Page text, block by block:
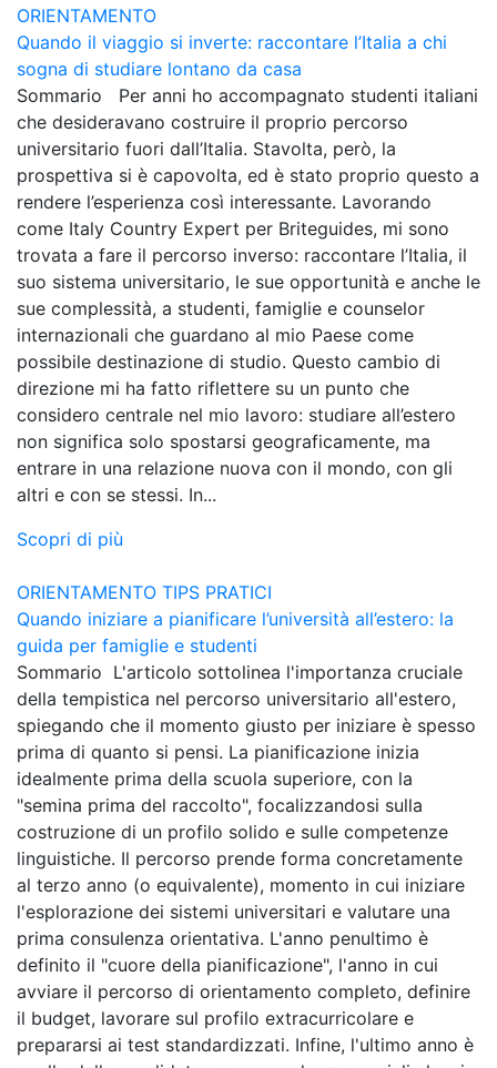
ORIENTAMENTO
Quando il viaggio si inverte: raccontare l’Italia a chi
sogna di studiare lontano da casa
Sommario Per anni ho accompagnato studenti italiani
che desideravano costruire il proprio percorso
universitario fuori dall’Italia. Stavolta, però, la
prospettiva si è capovolta, ed è stato proprio questo a
rendere l’esperienza così interessante. Lavorando
come Italy Country Expert per Briteguides, mi sono
trovata a fare il percorso inverso: raccontare l’Italia, il
suo sistema universitario, le sue opportunità e anche le
sue complessità, a studenti, famiglie e counselor
internazionali che guardano al mio Paese come
possibile destinazione di studio. Questo cambio di
direzione mi ha fatto riflettere su un punto che
considero centrale nel mio lavoro: studiare all’estero
non significa solo spostarsi geograficamente, ma
entrare in una relazione nuova con il mondo, con gli
altri e con se stessi. In...
Scopri di più
ORIENTAMENTO TIPS PRATICI
Quando iniziare a pianificare l’università all’estero: la
guida per famiglie e studenti
Sommario L'articolo sottolinea l'importanza cruciale
della tempistica nel percorso universitario all'estero,
spiegando che il momento giusto per iniziare è spesso
prima di quanto si pensi. La pianificazione inizia
idealmente prima della scuola superiore, con la
"semina prima del raccolto", focalizzandosi sulla
costruzione di un profilo solido e sulle competenze
linguistiche. Il percorso prende forma concretamente
al terzo anno (o equivalente), momento in cui iniziare
l'esplorazione dei sistemi universitari e valutare una
prima consulenza orientativa. L'anno penultimo è
definito il "cuore della pianificazione", l'anno in cui
avviare il percorso di orientamento completo, definire
il budget, lavorare sul profilo extracurricolare e
prepararsi ai test standardizzati. Infine, l'ultimo anno è